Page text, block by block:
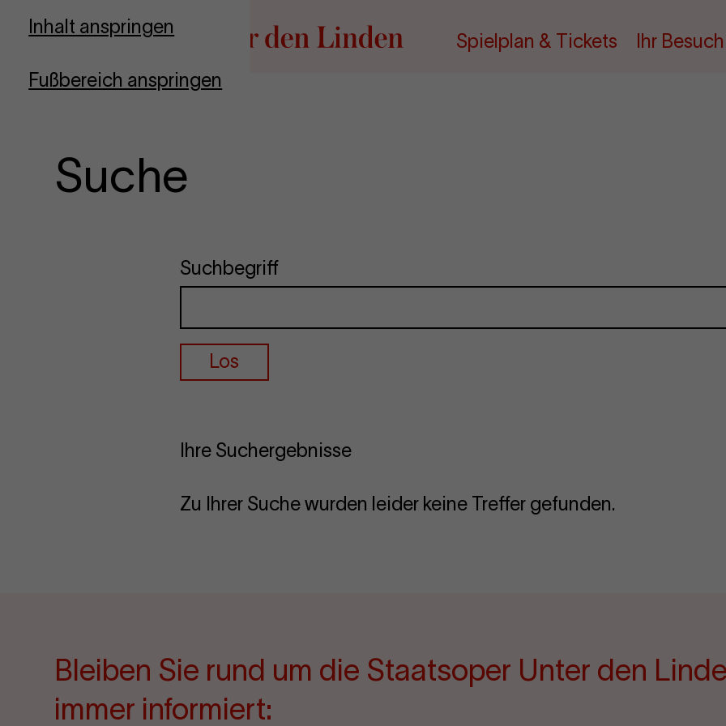
Inhalt anspringen
Fußbereich anspringen
Zur Startseite
Spielplan & Tickets Ihr Besuch
Suche
Suchbegriff
Los
Ihre Suchergebnisse
Zu Ihrer Suche wurden leider keine Treffer gefunden.
Bleiben Sie rund um die Staatsoper Unter den
immer informiert: